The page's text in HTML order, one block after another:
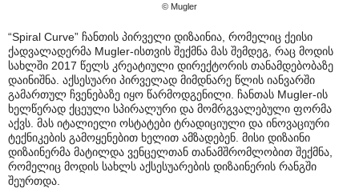
© Mugler
“Spiral Curve” ჩანთის პირველი დიზაინია, რომელიც ქეისი
ქადვალადერმა Mugler-ისთვის შექმნა მას შემდეგ, რაც მოდის
სახლში 2017 წელს კრეატიული დირექტორის თანამდებობაზე
დაინიშნა. აქსესუარი პირველად მიმდნარე წლის იანვარში
გამართულ ჩვენებაზე იყო წარმოდგენილი. ჩანთას Mugler-ის
ხელწერად ქცეული სპირალური და მომრგვალებული ფორმა
აქვს. მას იტალიელი ოსტატები ტრადიციული და ინოვაციური
ტექნიკების გამოყენებით ხელით ამზადებენ. მისი დიზაინი
დიზაინერმა მატილდა ვენცელთან თანამშრომლობით შექმნა,
რომელიც მოდის სახლს აქსესუარების დიზაინერის რანგში
შეურთდა.